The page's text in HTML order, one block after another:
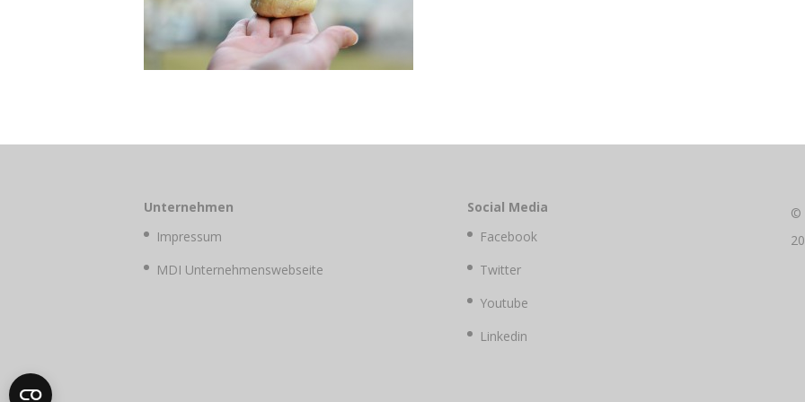
Unternehmen
Impressum
MDI Unternehmenswebseite
Social Media
Facebook
Twitter
Youtube
Linkedin
©